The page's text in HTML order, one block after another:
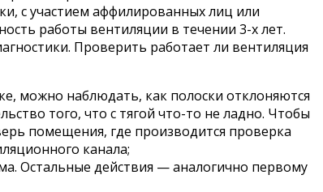
с участием аффилированных лиц или
работы вентиляции в течении 3-х лет.
Проверить работает ли вентиляция
можно наблюдать, как полоски отклоняются
того, что с тягой что-то не ладно. Чтобы
помещения, где производится проверка
канала;
Остальные действия — аналогично первому